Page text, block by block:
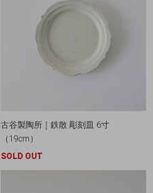
古谷製陶所｜鉄散 彫刻皿 6寸
（19cm）
SOLD OUT